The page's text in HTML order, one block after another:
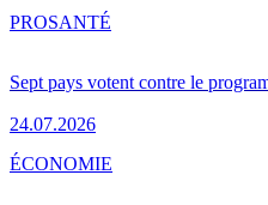
Sept pays votent contre le
24.07.2026
PROSANTÉ
ÉCONOMIE